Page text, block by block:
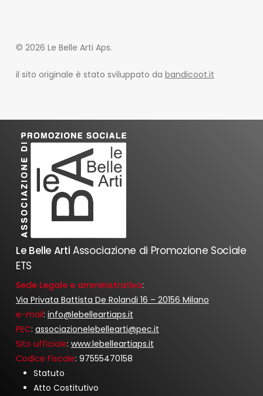
© 2026 Le Belle Arti Aps.
il sito originale è stato sviluppato da bandicoot.it
Le Belle Arti Associazione di Promozione Sociale
ETS
Sede Legale e amministrativa:
Via Privata Battista De Rolandi 16 – 20156 Milano
e-mail: info@lebelleartiaps.it
PEC: associazionelebellearti@pec.it
Sito ufficiale: www.lebelleartiaps.it
Codice Fiscale: 97555470158
Statuto
Atto Costitutivo